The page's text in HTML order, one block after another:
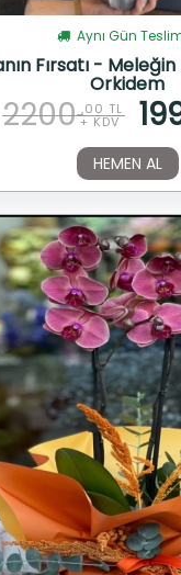
Aynı Gün
Fırsatı - Meleğin
Orkidem
2200 ,00 TL
+ KDV
HEMEN AL